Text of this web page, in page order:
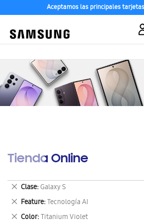
Aceptamos las principales
Tienda Online
Clase Galaxy S
Eliminar
este
artículo
Feature Tecnología AI
Eliminar
este
Color Titanium Violet
Eliminar